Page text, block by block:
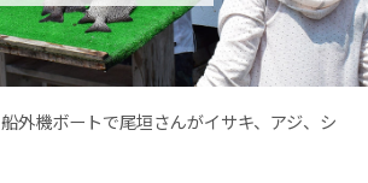
船外機ボートで尾垣さんがイサキ、アジ、シ